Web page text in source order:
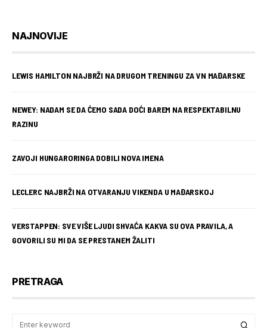
NAJNOVIJE
LEWIS HAMILTON NAJBRŽI NA DRUGOM TRENINGU ZA VN MAĐARSKE
NEWEY: NADAM SE DA ĆEMO SADA DOĆI BAREM NA RESPEKTABILNU
RAZINU
ZAVOJI HUNGARORINGA DOBILI NOVA IMENA
LECLERC NAJBRŽI NA OTVARANJU VIKENDA U MAĐARSKOJ
VERSTAPPEN: SVE VIŠE LJUDI SHVAĆA KAKVA SU OVA PRAVILA, A
GOVORILI SU MI DA SE PRESTANEM ŽALITI
PRETRAGA